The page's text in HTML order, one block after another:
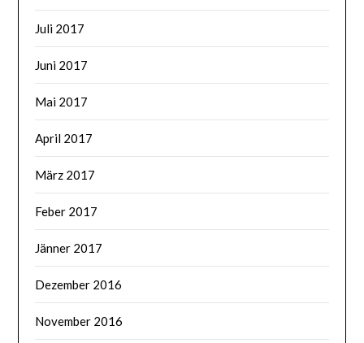
Juli 2017
Juni 2017
Mai 2017
April 2017
März 2017
Feber 2017
Jänner 2017
Dezember 2016
November 2016